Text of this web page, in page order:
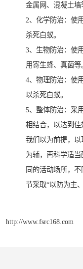
金属网、混凝土墙
2、化学防治：使
杀死白蚁。
3、生物防治：使
用寄生蜂、真菌等
4、物理防治：使
以杀死白蚁。
5、整体防治：采
相结合，以达到佳
我们以为前提，
为辅，再科学适
同的活动场所，
节采取“以防为主
http://www.fsrc168.com